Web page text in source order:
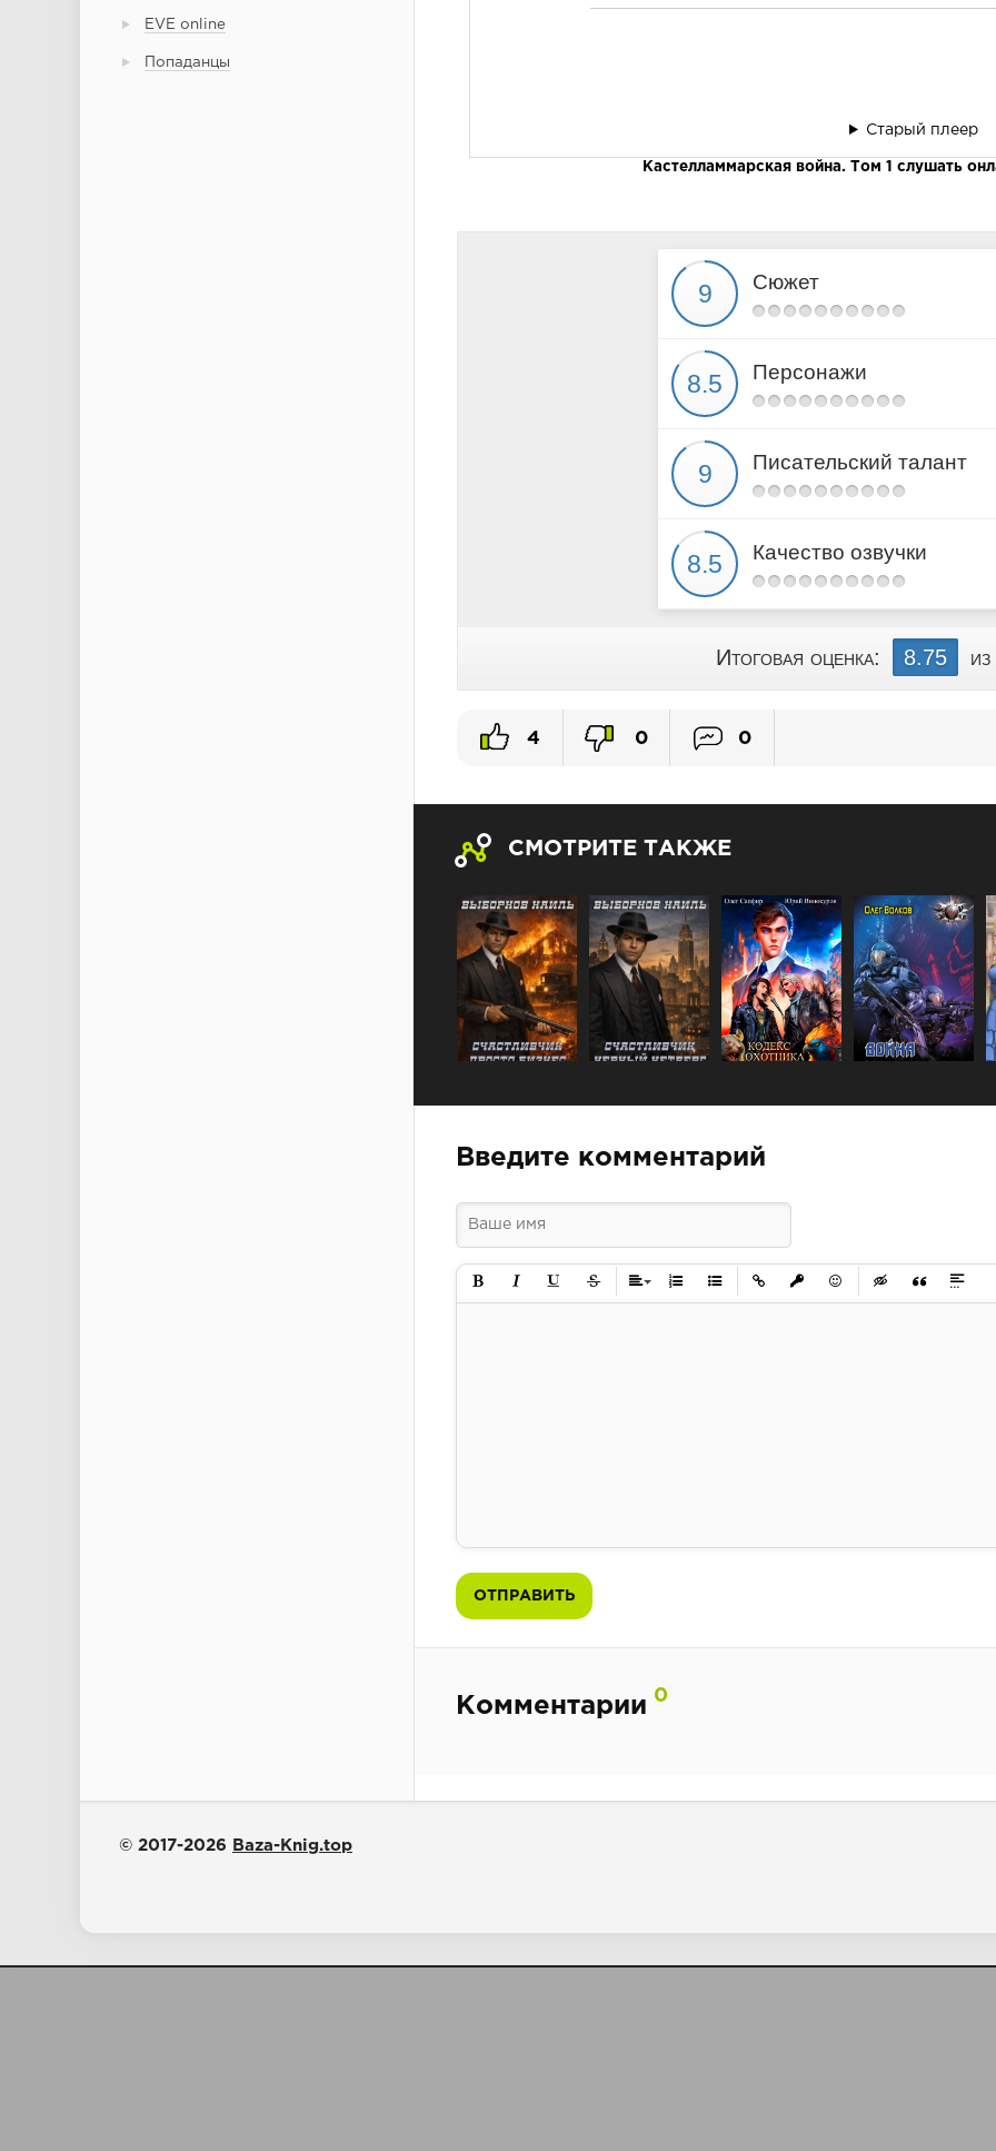
EVE online
Попаданцы
Старый плеер
Кастелламмарская война. Том 1 слушать
Сюжет
Персонажи
Писательский талант
Качество озвучки
Итоговая оценка: 8.75
4 0 0
СМОТРИТЕ ТАКЖЕ
Введите комментарий
Полужирный
КурсивПодчеркнутый
ЗачеркнутыйВыравнивание
Нумерованный список
Маркированный список
Вставить ссылку
Вставить защищенную
Вставить смайлик
Вставка скрытого
Вставка
ОТПРАВИТЬ
Комментарии 0
© 2017-2026 Baza-Knig.top